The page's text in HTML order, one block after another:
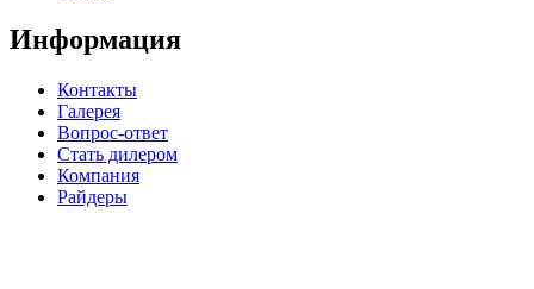
Информация
Контакты
Галерея
Вопрос-ответ
Стать дилером
Компания
Райдеры